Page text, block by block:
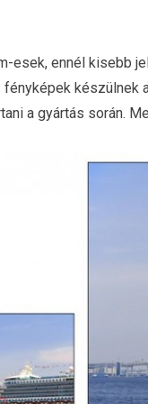
esek, ennél kisebb
készülnek
a gyártás során.